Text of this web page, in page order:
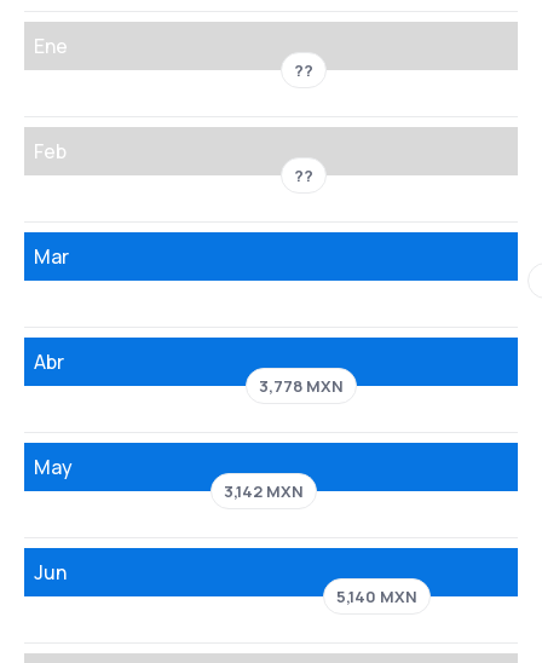
Ene
??
Feb
??
Mar
Abr
3,778 MXN
May
3,142 MXN
Jun
5,140 MXN